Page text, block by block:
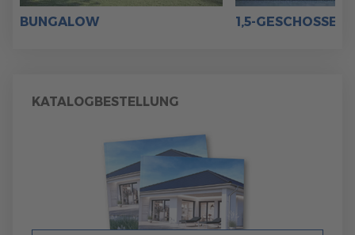
BUNGALOW 1,5-GESCHOSSER
KATALOGBESTELLUNG